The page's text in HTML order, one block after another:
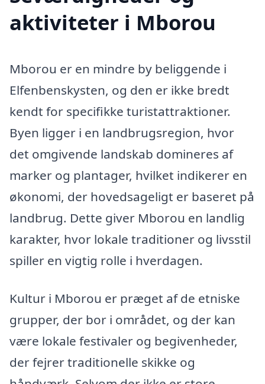
aktiviteter i Mborou
Mborou er en mindre by beliggende i
Elfenbenskysten, og den er ikke bredt
kendt for specifikke turistattraktioner.
Byen ligger i en landbrugsregion, hvor
det omgivende landskab domineres af
marker og plantager, hvilket indikerer en
økonomi, der hovedsageligt er baseret på
landbrug. Dette giver Mborou en landlig
karakter, hvor lokale traditioner og livsstil
spiller en vigtig rolle i hverdagen.
Kultur i Mborou er præget af de etniske
grupper, der bor i området, og der kan
være lokale festivaler og begivenheder,
der fejrer traditionelle skikke og